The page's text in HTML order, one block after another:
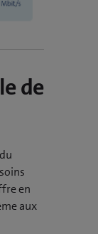
de
en
aux